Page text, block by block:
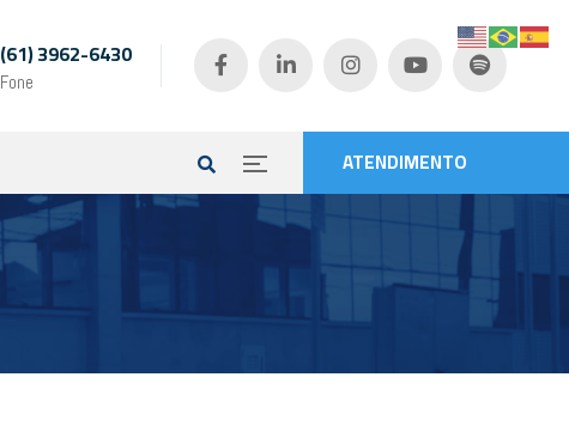
(61) 3962-6430
Fone
ATENDIMENTO